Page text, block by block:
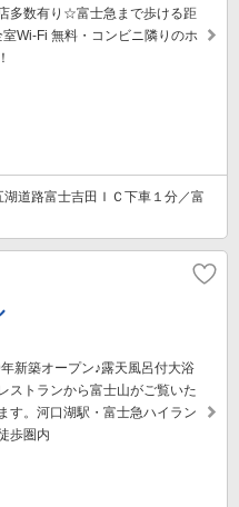
多数有り☆富士急まで歩ける距
室Wi-Fi 無料・コンビニ隣りのホ
道路富士吉田ＩＣ下車１分／富
新築オープン♪露天風呂付大浴
ストランから富士山がご覧いた
す。河口湖駅・富士急ハイラン
歩圏内